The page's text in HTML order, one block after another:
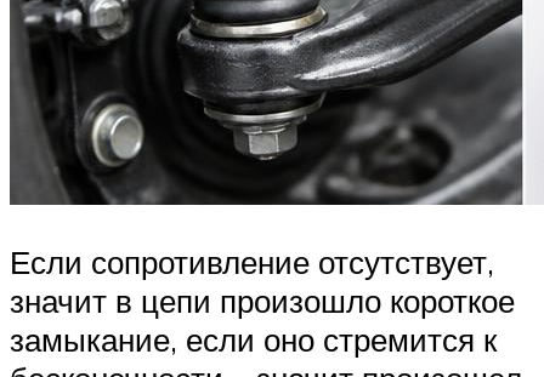
Если сопротивление отсутствует,
значит в цепи произошло короткое
замыкание, если оно стремится к